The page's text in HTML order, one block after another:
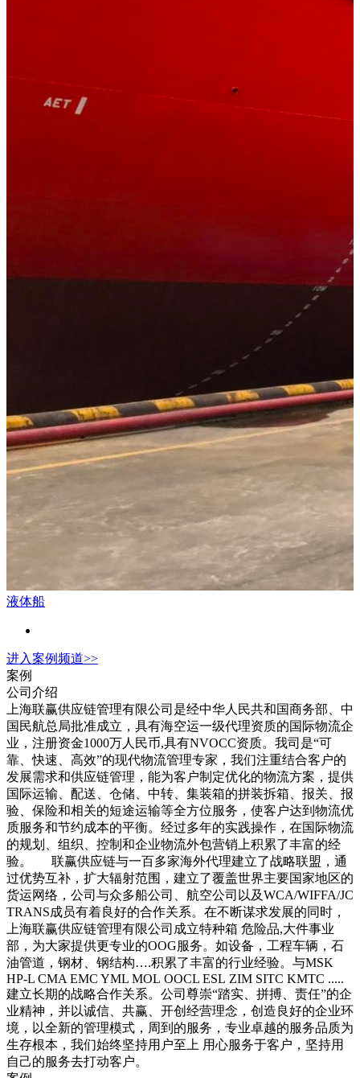
液体船
进入案例频道>>
案例
公司介绍
上海联赢供应链管理有限公司是经中华人民共和国商务部、中
国民航总局批准成立，具有海空运一级代理资质的国际物流企
业，注册资金1000万人民币,具有NVOCC资质。我司是“可
靠、快速、高效”的现代物流管理专家，我们注重结合客户的
发展需求和供应链管理，能为客户制定优化的物流方案，提供
国际运输、配送、仓储、中转、集装箱的拼装拆箱、报关、报
验、保险和相关的短途运输等全方位服务，使客户达到物流优
质服务和节约成本的平衡。经过多年的实践操作，在国际物流
的规划、组织、控制和企业物流外包营销上积累了丰富的经
验。 联赢供应链与一百多家海外代理建立了战略联盟，通
过优势互补，扩大辐射范围，建立了覆盖世界主要国家地区的
货运网络，公司与众多船公司、航空公司以及WCA/WIFFA/JC
TRANS成员有着良好的合作关系。在不断谋求发展的同时，
上海联赢供应链管理有限公司成立特种箱 危险品,大件事业
部，为大家提供更专业的OOG服务。如设备，工程车辆，石
油管道，钢材、钢结构….积累了丰富的行业经验。与MSK
HP-L CMA EMC YML MOL OOCL ESL ZIM SITC KMTC .....
建立长期的战略合作关系。公司尊崇“踏实、拼搏、责任”的企
业精神，并以诚信、共赢、开创经营理念，创造良好的企业环
境，以全新的管理模式，周到的服务，专业卓越的服务品质为
生存根本，我们始终坚持用户至上 用心服务于客户，坚持用
自己的服务去打动客户。